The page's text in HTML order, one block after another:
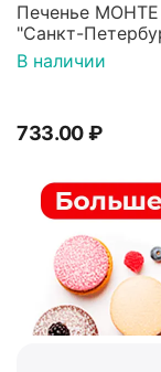
Печенье
"Санкт-
В наличии
733.00₽